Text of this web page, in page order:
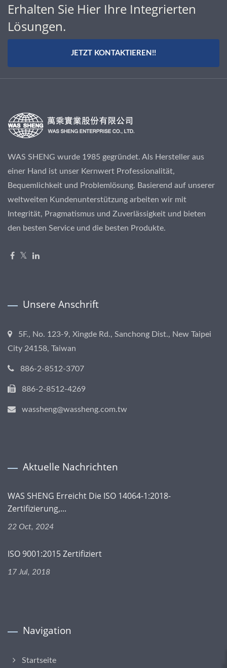
Erhalten Sie Hier Ihre Integrierten
Lösungen.
JETZT KONTAKTIEREN!!
WAS SHENG wurde 1985 gegründet. Als Hersteller aus
einer Hand ist unser Kernwert Professionalität,
Bequemlichkeit und Problemlösung. Basierend auf unserer
weltweiten Kundenunterstützung arbeiten wir mit
Integrität, Pragmatismus und Zuverlässigkeit und bieten
den besten Service und die besten Produkte.
Unsere Anschrift
5F., No. 123-9, Xingde Rd., Sanchong Dist., New Taipei
City 24158, Taiwan
886-2-8512-3707
886-2-8512-4269
wassheng@wassheng.com.tw
Aktuelle Nachrichten
WAS SHENG Erreicht Die ISO 14064-1:2018-
Zertifizierung,...
22 Oct, 2024
ISO 9001:2015 Zertifiziert
17 Jul, 2018
Navigation
Startseite